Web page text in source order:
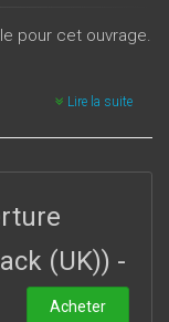
pour cet ouvrage.
Lire la suite
(UK)) -
Acheter